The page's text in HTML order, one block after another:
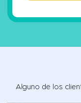
Alguno de los